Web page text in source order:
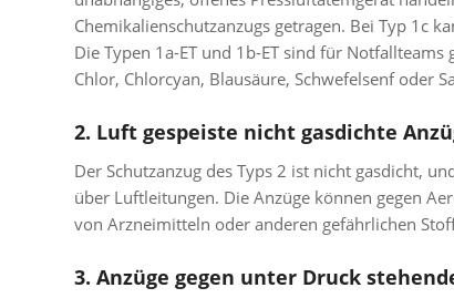
Chemikalienschutzanzugs getragen. Bei Typ 1c
Die Typen 1a-ET und 1b-ET sind für
Chlor, Chlorcyan, Blausäure, Schwefelsenf oder
2. Luft gespeiste nicht gasdichte
Der Schutzanzug des Typs 2 ist nicht gasdicht,
über Luftleitungen. Die Anzüge können gegen
von Arzneimitteln oder anderen gefährlichen
3. Anzüge gegen unter Druck